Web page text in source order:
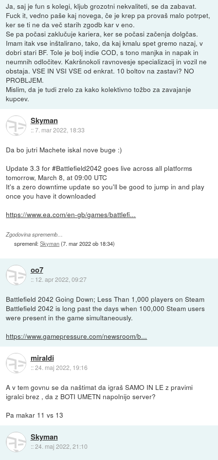
Ja, saj je fun s kolegi, kljub grozotni nekvaliteti, se da zabavat.
Fuck it, vedno paše kaj novega, če je krep pa provaš malo potrpet,
ker se ti ne da več starih zgodb kar v eno.
Se pa počasi zaklučuje kariera, ker se počasi začenja dolgčas.
Imam itak vse inštalirano, tako, da kaj kmalu spet gremo nazaj, v
dobri stari BF. Tole je bolj indie COD, s tono manjka in napak in
neumnih odločitev. Kakršnokoli ravnovesje specializacij in vozil ne
obstaja. VSE IN VSI VSE od enkrat. 10 boltov na zastavi? NO
PROBLJEM.
Mislim, da je tudi zrelo za kako kolektivno tožbo za zavajanje
kupcev.
Skyman
::7. mar 2022, 18:33
Da bo jutri Machete iskal nove buge :)
Update 3.3 for #Battlefield2042 goes live across all platforms
tomorrow, March 8, at 09:00 UTC
It's a zero downtime update so you'll be good to jump in and play
once you have it downloaded
https://www.ea.com/en-gb/games/battlefi...
Zgodovina sprememb…
spremenil:Skyman(7. mar 2022 ob 18:34)
oo7
:: 12. apr 2022, 09:27
Battlefield 2042 Going Down; Less Than 1,000 players on Steam
Battlefield 2042 is long past the days when 100,000 Steam users
were present in the game simultaneously.
https://www.gamepressure.com/newsroom/b...
miraldi
::24. maj 2022, 19:16
A v tem govnu se da naštimat da igraš SAMO IN LE z pravimi
igralci brez , da z BOTI UMETN napolnijo server?
Pa makar 11 vs 13
Skyman
::24. maj 2022, 21:10